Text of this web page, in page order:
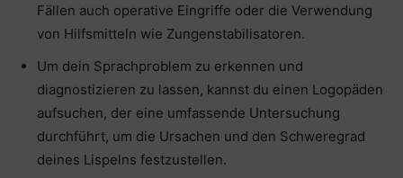
Fällen auch operative Eingriffe oder die Verwendung
von Hilfsmitteln wie Zungenstabilisatoren.
Um dein Sprachproblem zu erkennen und
diagnostizieren zu lassen, kannst du einen Logopäden
aufsuchen, der eine umfassende Untersuchung
durchführt, um die Ursachen und den Schweregrad
deines Lispelns festzustellen.